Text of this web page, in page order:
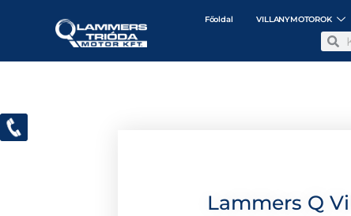
Főoldal VILLANYMOTOROK
Lammers Q